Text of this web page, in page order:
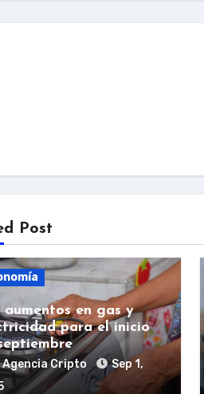
Post
aumentos en gas y
para el inicio
Agencia Cripto
Sep 1,